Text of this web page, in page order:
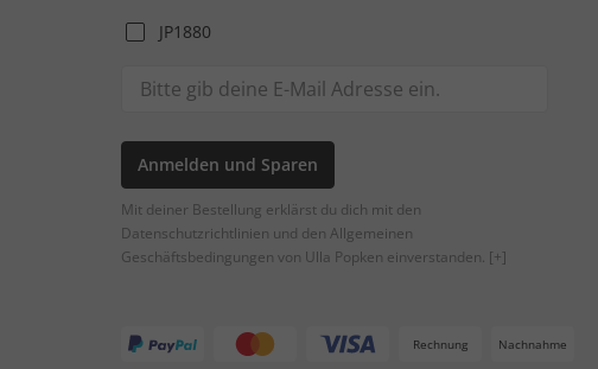
JP1880
Anmelden und Sparen
Mit deiner Bestellung erklärst du dich mit den
Datenschutzrichtlinien und den Allgemeinen
Geschäftsbedingungen von Ulla Popken einverstanden. [+]
Rechnung Nachnahme